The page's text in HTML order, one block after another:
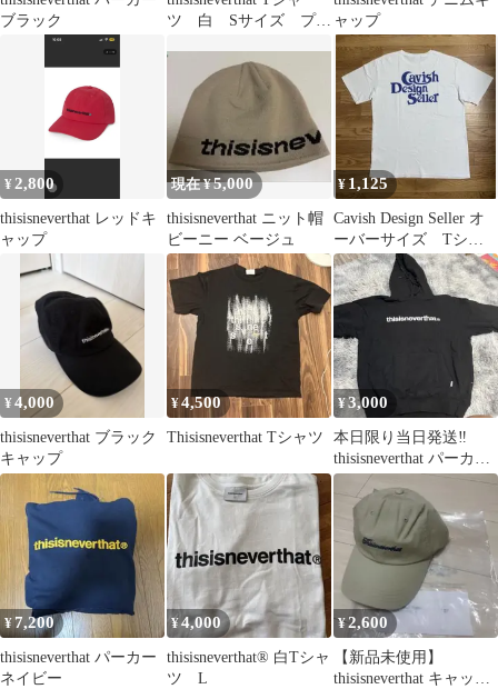
ブラック
ツ 白 Sサイズ プリ ャップ
¥ 2,800
thisisneverthat レッドキ
ャップ
現在 ¥5,000
thisisneverthat ニット帽
ビーニー ベージュ
¥ 1,125
Cavish Design Seller オ
ーバーサイズ Tシャ
ツKOREA製
¥4,000
thisisneverthat ブラック
キャップ
¥4,500
Thisisneverthat Tシャツ
¥3,000
本日限り当日発送‼️
thisisneverthat パーカー
ブラック Lサイズ
¥7,200
thisisneverthat パーカー
ネイビー
¥4,000
thisisneverthat® 白Tシャ
ツ L
¥2,600
【新品未使用】
thisisneverthat キャップ